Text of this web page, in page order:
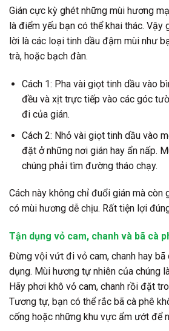
Gián cực kỳ ghét những mùi hương
là điểm yếu bạn có thể khai thác. Vậy
lời là các loại tinh dầu đậm mùi như
trà, hoặc bạch đàn.
Cách 1: Pha vài giọt tinh dầu vào
đều và xịt trực tiếp vào các góc
đi của gián.
Cách 2: Nhỏ vài giọt tinh dầu vào
đặt ở những nơi gián hay ẩn nấp.
chúng phải tìm đường tháo chạy.
Cách này không chỉ đuổi gián mà còn
có mùi hương dễ chịu. Rất tiện lợi
Tận dụng vỏ cam, chanh và bã cà
Đừng vội vứt đi vỏ cam, chanh hay bã
dụng. Mùi hương tự nhiên của chúng là
Hãy phơi khô vỏ cam, chanh rồi đặt
Tương tự, bạn có thể rắc bã cà phê
cống hoặc những khu vực ẩm ướt để